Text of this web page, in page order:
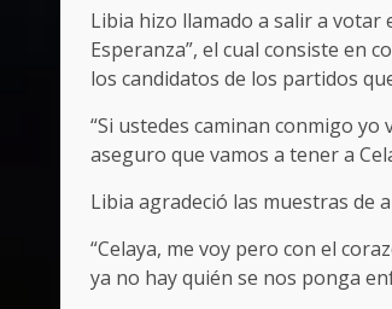
Libia hizo llamado a salir a votar
Esperanza”, el cual consiste en
los candidatos de los partidos
“Si ustedes caminan conmigo yo
aseguro que vamos a tener a
Libia agradeció las muestras de
“Celaya, me voy pero con el
ya no hay quién se nos ponga